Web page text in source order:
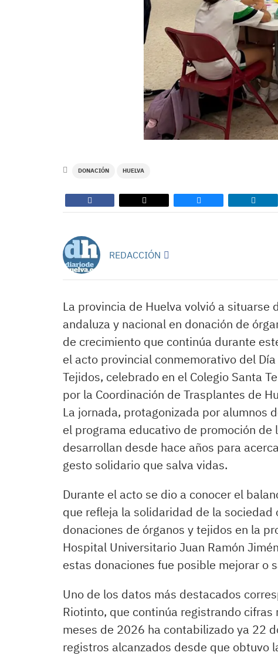
DONACIÓN HUELVA
REDACCIÓN
La provincia de Huelva volvió a
andaluza y nacional en donación de
de crecimiento que continúa durante
el acto provincial conmemorativo del
Tejidos, celebrado en el Colegio Santa
por la Coordinación de Trasplantes de
La jornada, protagonizada por alumnos
el programa educativo de promoción
desarrollan desde hace años para
gesto solidario que salva vidas.
Durante el acto se dio a conocer el
que refleja la solidaridad de la
donaciones de órganos y tejidos en la
Hospital Universitario Juan Ramón
estas donaciones fue posible mejorar o
Uno de los datos más destacados
Riotinto, que continúa registrando
meses de 2026 ha contabilizado ya 22
registros alcanzados desde que obtuvo